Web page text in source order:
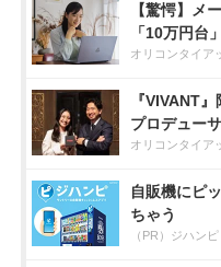
【驚愕】メ
「10万円台
オリコンタイア
『VIVANT
プロデュー
オリコンタイア
自販機にピ
ちゃう
（PR）ジハンピ